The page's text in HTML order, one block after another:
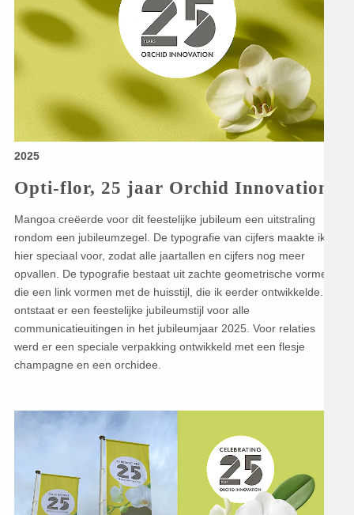
2025
Opti-flor, 25 jaar Orchid Innovation
Mangoa creëerde voor dit feestelijke jubileum een uitstraling
rondom een jubileumzegel. De typografie van cijfers maakte ik
hier speciaal voor, zodat alle jaartallen en cijfers nog meer
opvallen. De typografie bestaat uit zachte geometrische vormen
die een link vormen met de huisstijl, die ik eerder ontwikkelde. Zo
ontstaat er een feestelijke jubileumstijl voor alle
communicatieuitingen in het jubileumjaar 2025. Voor relaties
werd er een speciale verpakking ontwikkeld met een flesje
champagne en een orchidee.